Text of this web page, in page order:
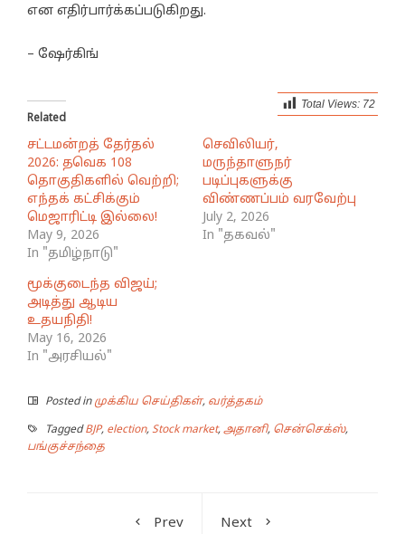
என எதிர்பார்க்கப்படுகிறது.
– ஷேர்கிங்
Total Views: 72
Related
சட்டமன்றத் தேர்தல்
2026: தவெக 108
தொகுதிகளில் வெற்றி;
எந்தக் கட்சிக்கும்
மெஜாரிட்டி இல்லை!
May 9, 2026
In "தமிழ்நாடு"
செவிலியர்,
மருந்தாளுநர்
படிப்புகளுக்கு
விண்ணப்பம் வரவேற்பு
July 2, 2026
In "தகவல்"
மூக்குடைந்த விஜய்;
அடித்து ஆடிய
உதயநிதி!
May 16, 2026
In "அரசியல்"
Posted in முக்கிய செய்திகள், வர்த்தகம்
TaggedBJP, election, Stock market, அதானி, சென்செக்ஸ்,
பங்குச்சந்தை
Prev
Next